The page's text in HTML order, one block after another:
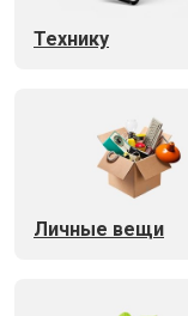
Технику
Личные вещи